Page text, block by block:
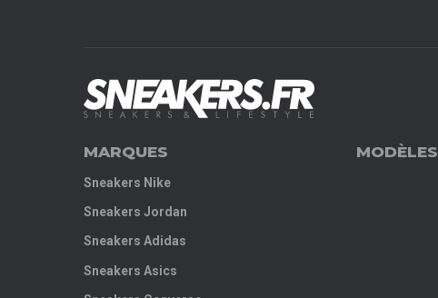
MARQUES
Sneakers Nike
Sneakers Jordan
Sneakers Adidas
Sneakers Asics
MODÈLES